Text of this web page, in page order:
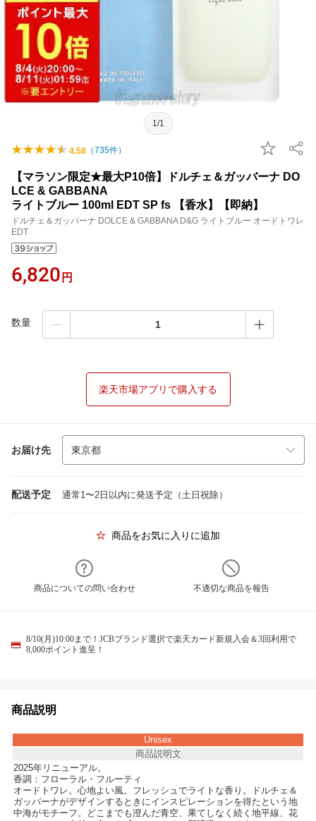
1/1
4.58 （735件）
【マラソン限定★最大P10倍】ドルチェ＆ガッバーナ DO
LCE & GABBANA
ライトブルー 100ml EDT SP fs 【香水】【即納】
ドルチェ＆ガッバーナ DOLCE & GABBANA D&G ライトブルー オードトワレ
EDT
6,820 円
数量
楽天市場アプリで購入する
お届け先
配送予定 通常1〜2日以内に発送予定（土日祝除）
商品をお気に入りに追加
商品についての問い合わせ 不適切な商品を報告
8/10(月)10:00まで！JCBブランド選択で楽天カード新規入会＆3回利用で
8,000ポイント進呈！
商品説明
Unisex
商品説明文
2025年リニューアル。
香調：フローラル・フルーティ
オードトワレ。心地よい風。フレッシュでライトな香り。ドルチェ＆
ガッバーナがデザインするときにインスピレーションを得たという地
中海がモチーフ。どこまでも澄んだ青空、果てしなく続く地平線、花